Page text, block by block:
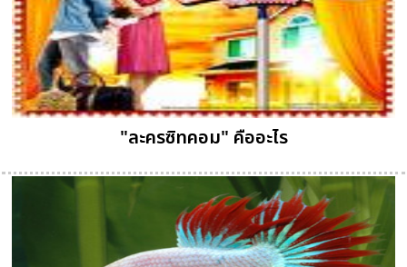
"ละครซิทคอม" คืออะไร